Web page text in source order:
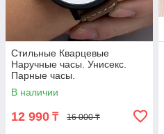
Стильные Кварцевые
Наручные часы. Унисекс.
Парные часы.
В наличии
12 990 ₸ 16 000 ₸